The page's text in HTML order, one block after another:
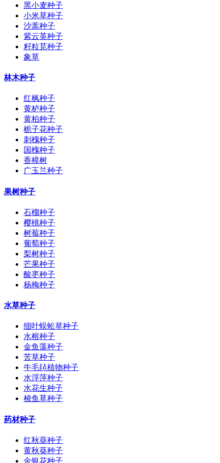
黑小麦种子
小米草种子
沙蒿种子
紫云英种子
籽粒苋种子
象草
林木种子
红枫种子
黄栌种子
黄柏种子
栀子花种子
刺槐种子
国槐种子
香樟树
广玉兰种子
果树种子
石榴种子
樱桃种子
树莓种子
葡萄种子
梨树种子
芒果种子
酸枣种子
杨梅种子
水草种子
细叶蜈蚣草种子
水榕种子
金鱼藻种子
苦草种子
牛毛毡植物种子
水浮萍种子
水花生种子
梭鱼草种子
药材种子
红秋葵种子
黄秋葵种子
金银花种子